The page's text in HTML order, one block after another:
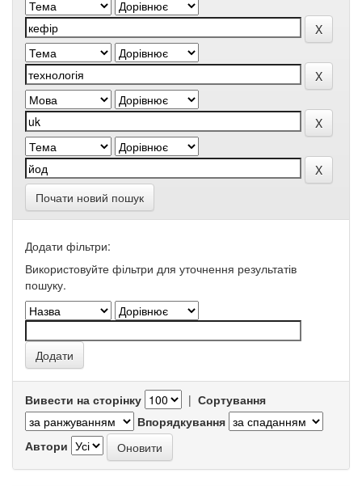
Почати новий пошук
Додати фільтри:
Використовуйте фільтри для уточнення результатів
пошуку.
Вивести на сторінку | Сортування
Впорядкування
Автори